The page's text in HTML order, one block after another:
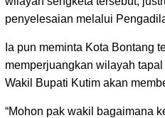
penyelesaian melalui
Ia pun meminta Kota Bontang
memperjuangkan wilayah
Wakil Bupati Kutim akan
“Mohon pak wakil bagaimana